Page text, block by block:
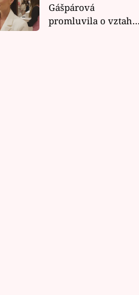
Gášpárová
promluvila o vztahu